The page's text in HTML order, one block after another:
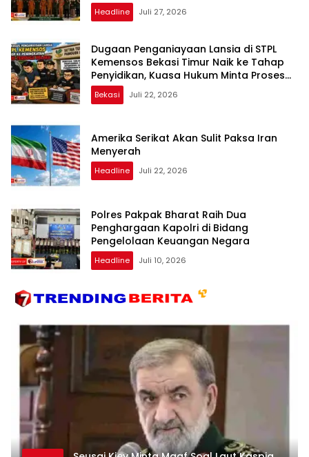
Headline Juli 27, 2026
Dugaan Penganiayaan Lansia di STPL
Kemensos Bekasi Timur Naik ke Tahap
Penyidikan, Kuasa Hukum Minta Proses
Transparan dan Bebas Intervensi
Bekasi Juli 22, 2026
Amerika Serikat Akan Sulit Paksa Iran
Menyerah
Headline Juli 22, 2026
Polres Pakpak Bharat Raih Dua
Penghargaan Kapolri di Bidang
Pengelolaan Keuangan Negara
Headline Juli 10, 2026